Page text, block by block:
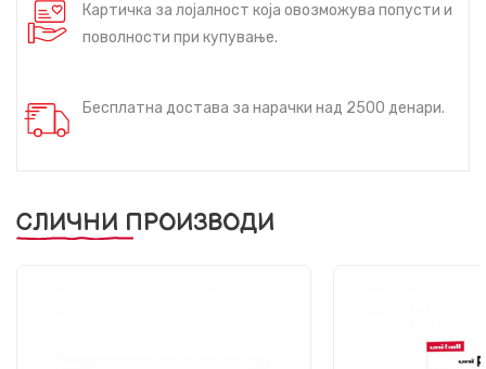
Картичка за лојалност која овозможува попусти и
поволности при купување.
Бесплатна достава за нарачки над 2500 денари.
СЛИЧНИ ПРОИЗВОДИ